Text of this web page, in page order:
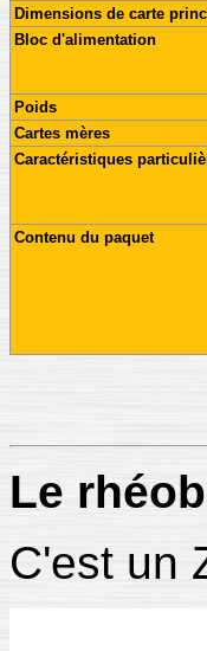
Dimensions de carte
Bloc d'alimentation
Poids
Cartes mères
Caractéristiques
Contenu du paquet
Le
C'est un